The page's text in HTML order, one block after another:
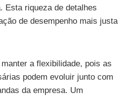
Esta riqueza de detalhes
de desempenho mais justa
a flexibilidade, pois as
podem evoluir junto com
da empresa. Um